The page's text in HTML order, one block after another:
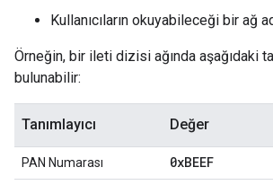
Kullanıcıların okuyabileceği bir ağ
Örneğin, bir ileti dizisi ağında aşağıdaki
bulunabilir:
Tanımlayıcı Değer
PAN Numarası 0xBEEF